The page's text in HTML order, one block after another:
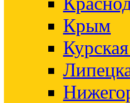
Крым